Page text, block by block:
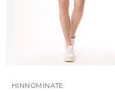
HINNOMINATE